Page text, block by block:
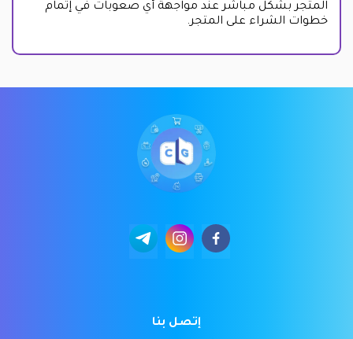
المتجر بشكل مباشر عند مواجهة أي صعوبات في إتمام
خطوات الشراء على المتجر.
إتصل بنا